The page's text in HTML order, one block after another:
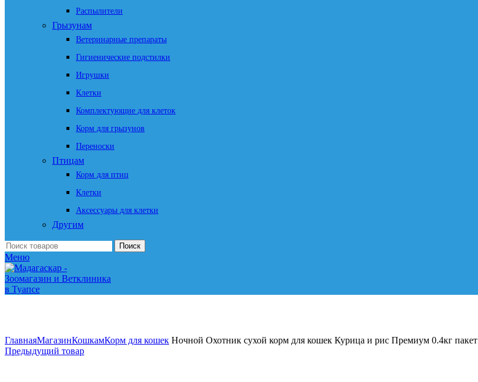
Распылители
Грызунам
Ветеринарные препараты
Гигиенические подстилки
Игрушки
Клетки
Комплектующие для клеток
Корм для грызунов
Переноски
Птицам
Корм для птиц
Клетки
Аксессуары для клетки
Другим
Поиск
Меню
ГлавнаяМагазинКошкамКорм для кошек Ночной Охотник сухой корм для кошек Курица и рис Премиум 0.4кг пакет
Предыдущий товар